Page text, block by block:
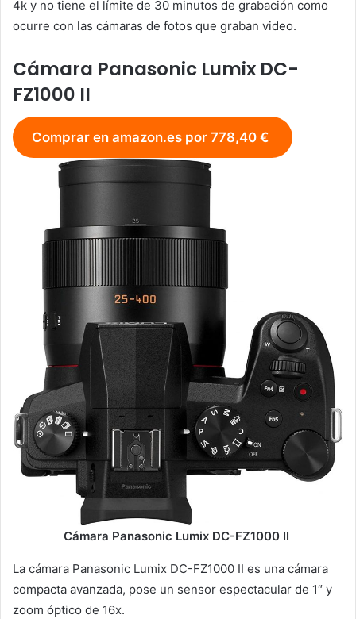
4k y no tiene el límite de 30 minutos de grabación como
ocurre con las cámaras de fotos que graban video.
Cámara Panasonic Lumix DC-
FZ1000 II
Comprar en amazon.es por 778,40 €
Cámara Panasonic Lumix DC-FZ1000 II
La cámara Panasonic Lumix DC-FZ1000 II es una cámara
compacta avanzada, pose un sensor espectacular de 1″ y
zoom óptico de 16x.